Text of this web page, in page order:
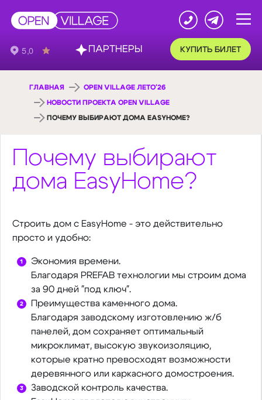
КУПИТЬ БИЛЕТ
ГЛАВНАЯ OPEN VILLAGE ЛЕТО'26
НОВОСТИ ПРОЕКТА OPEN VILLAGE
ПОЧЕМУ ВЫБИРАЮТ ДОМА EASYHOME?
Почему выбирают
дома EasyHome?
Строить дом с EasyHome - это действительно
просто и удобно:
Экономия времени.
Благодаря PREFAB технологии мы строим дома
за 90 дней "под ключ".
Преимущества каменного дома.
Благодаря заводскому изготовлению ж/б
панелей, дом сохраняет оптимальный
микроклимат, высокую звукоизоляцию,
которые кратно превосходят возможности
деревянного или каркасного домостроения.
Заводской контроль качества.